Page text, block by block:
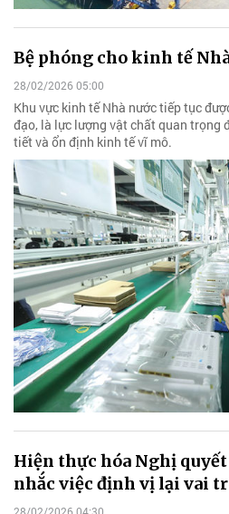
Bệ phóng cho kinh tế
28/02/2026 05:00
Khu vực kinh tế Nhà nước tiếp tục
đạo, là lực lượng vật chất quan trọng
tiết và ổn định kinh tế vĩ mô.
Hiện thực hóa Nghị
nhắc việc định vị lại vai